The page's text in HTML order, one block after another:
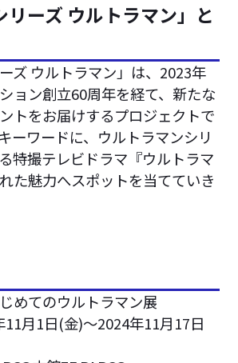
リーズ ウルトラマン」と
ズ ウルトラマン」は、2023年
ョン創立60周年を経て、新たな
トをお届けするプロジェクトで
ーワードに、ウルトラマンシリ
特撮テレビドラマ『ウルトラマ
た魅力へスポットを当てていき
めてのウルトラマン展
月1日(金)～2024年11月17日